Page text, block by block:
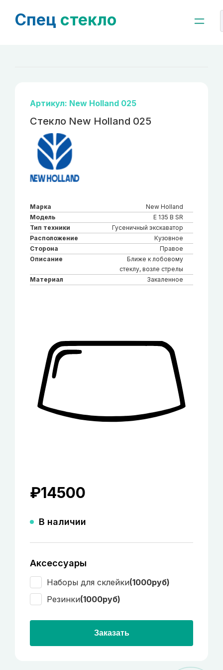
Спец стекло
Артикул: New Holland 025
Стекло New Holland 025
Марка
New Holland
Модель
E 135 B SR
Тип техники
Гусеничный экскаватор
Расположение
Кузовное
Сторона
Правое
Описание
Ближе к лобовому
стеклу, возле стрелы
Материал
Закаленное
₽14500
В наличии
Аксессуары
Наборы для склейки(1000руб)
Резинки(1000руб)
Заказать